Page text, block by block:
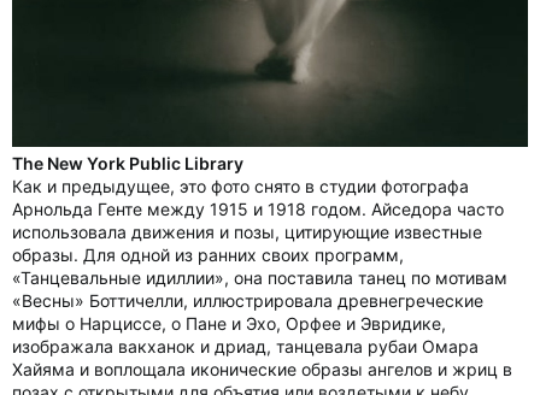
The New York Public Library
Как и предыдущее, это фото снято в студии фотографа
Арнольда Генте между 1915 и 1918 годом. Айседора часто
использовала движения и позы, цитирующие известные
образы. Для одной из ранних своих программ,
«Танцевальные идиллии», она поставила танец по мотивам
«Весны» Боттичелли, иллюстрировала древнегреческие
мифы о Нарциссе, о Пане и Эхо, Орфее и Эвридике,
изображала вакханок и дриад, танцевала рубаи Омара
Хайяма и воплощала иконические образы ангелов и жриц в